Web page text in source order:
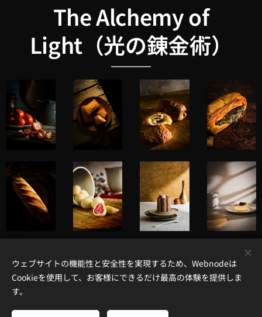
The Alchemy of
Light（光の錬金術）
Modern Aesthetics（現代の審美眼）
ウェブサイトの機能性と安全性を実現するため、Webnodeは
Cookieを使用して、お客様にできるだけ最高の体験を提供しま
す。